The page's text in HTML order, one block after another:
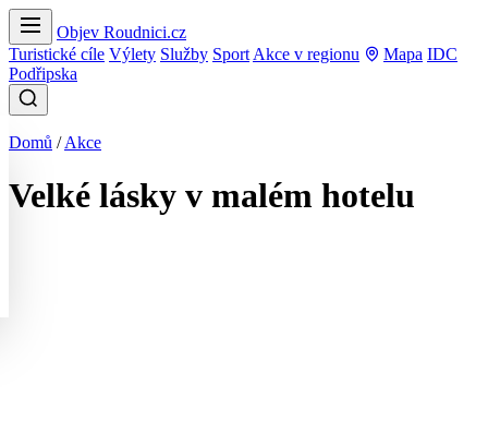
Objev Roudnici.cz
Turistické cíle Výlety Služby Sport Akce v regionu Mapa IDC
Podřipska
Domů /Akce
Velké lásky v malém hotelu